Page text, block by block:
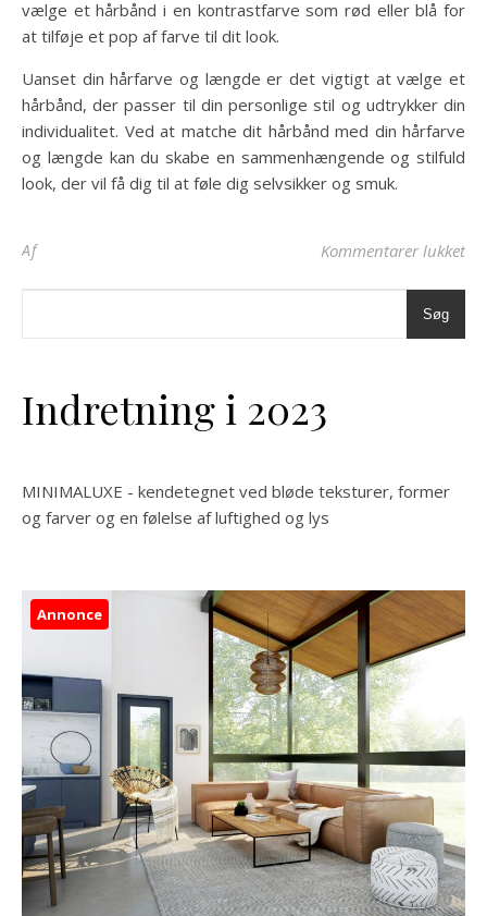
vælge et hårbånd i en kontrastfarve som rød eller blå for
at tilføje et pop af farve til dit look.
Uanset din hårfarve og længde er det vigtigt at vælge et
hårbånd, der passer til din personlige stil og udtrykker din
individualitet. Ved at matche dit hårbånd med din hårfarve
og længde kan du skabe en sammenhængende og stilfuld
look, der vil få dig til at føle dig selvsikker og smuk.
Af Kommentarer lukkettil
Søg
Indretning i 2023
MINIMALUXE - kendetegnet ved bløde teksturer, former
og farver og en følelse af luftighed og lys
Annonce